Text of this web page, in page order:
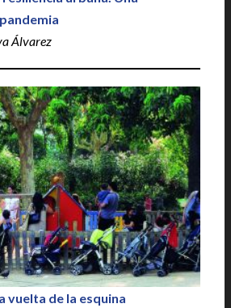
Álvarez
vuelta de la esquina